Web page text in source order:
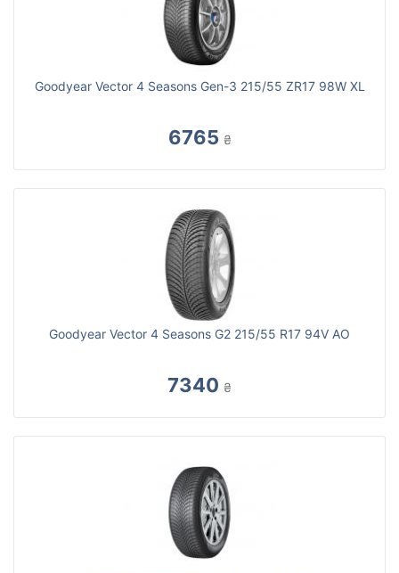
Goodyear Vector 4 Seasons Gen-3 215/55 ZR17 98W XL
6765 ₴
Goodyear Vector 4 Seasons G2 215/55 R17 94V AO
7340 ₴